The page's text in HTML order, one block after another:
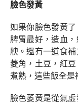
臉色發黃
如果你臉色發黃
脾胃最好，造血
腴。還有一道食
菱角，土豆，紅
煮熟，這些飯全是
臉色萎黃是從氣